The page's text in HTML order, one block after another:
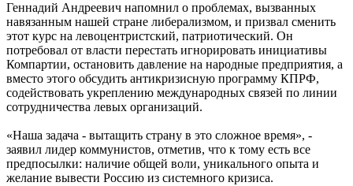
Геннадий Андреевич напомнил о проблемах, вызванных
навязанным нашей стране либерализмом, и призвал сменить
этот курс на левоцентристский, патриотический. Он
потребовал от власти перестать игнорировать инициативы
Компартии, остановить давление на народные предприятия, а
вместо этого обсудить антикризисную программу КПРФ,
содействовать укреплению международных связей по линии
сотрудничества левых организаций.
«Наша задача - вытащить страну в это сложное время», -
заявил лидер коммунистов, отметив, что к тому есть все
предпосылки: наличие общей воли, уникального опыта и
желание вывести Россию из системного кризиса.